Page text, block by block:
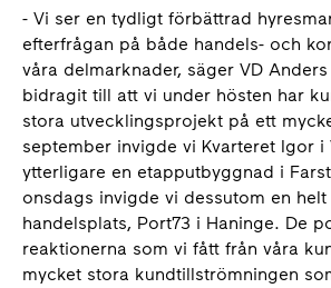
- Vi ser en tydligt förbättrad
efterfrågan på både handels- och
våra delmarknader, säger VD
bidragit till att vi under hösten har
stora utvecklingsprojekt på ett
september invigde vi Kvarteret Igor i
ytterligare en etapputbyggnad i
onsdags invigde vi dessutom en
handelsplats, Port73 i Haninge. De
reaktionerna som vi fått från våra
mycket stora kundtillströmningen